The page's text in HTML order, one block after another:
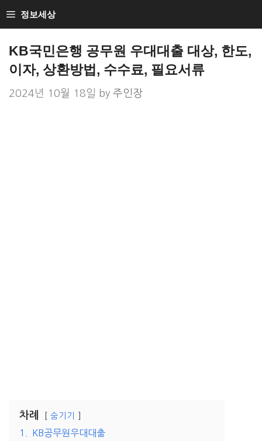
to
정보세상
KB국민은행 공무원 우대대출 대상, 한도,
이자, 상환방법, 수수료, 필요서류
2024년 10월 18일 by 주인장
차례 숨기기
1.
KB공무원우대대출